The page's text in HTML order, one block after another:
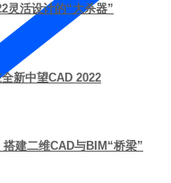
灵活设计的“大杀器”
新中望CAD 2022
建二维CAD与BIM“桥梁”